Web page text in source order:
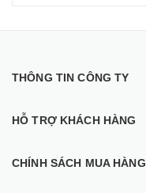
THÔNG TIN CÔNG TY
HỖ TRỢ KHÁCH HÀNG
CHÍNH SÁCH MUA HÀNG